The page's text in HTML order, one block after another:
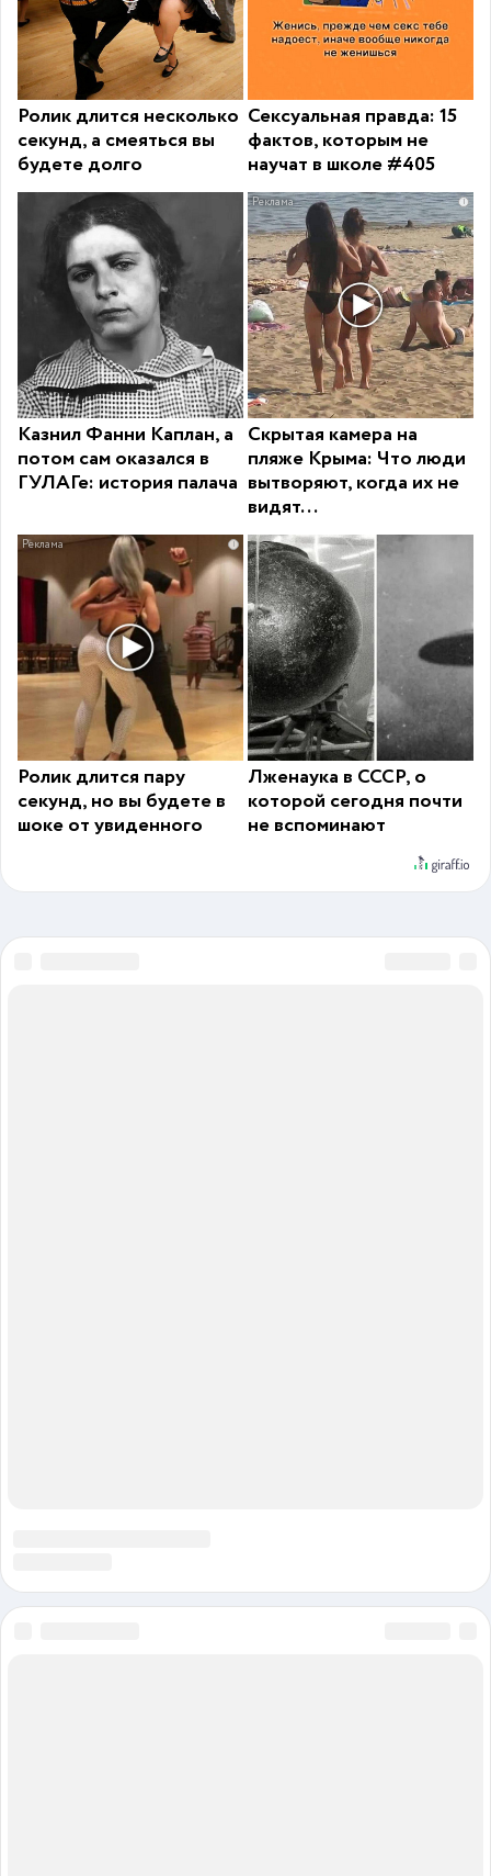
Ролик длится несколько
секунд, а смеяться вы
будете долго
Сексуальная правда: 15
фактов, которым не
научат в школе #405
Казнил Фанни Каплан, а
потом сам оказался в
ГУЛАГе: история палача
i
Скрытая камера на
пляже Крыма: Что люди
вытворяют, когда их не
видят...
i
Ролик длится пару
секунд, но вы будете в
шоке от увиденного
Лженаука в СССР, о
которой сегодня почти
не вспоминают